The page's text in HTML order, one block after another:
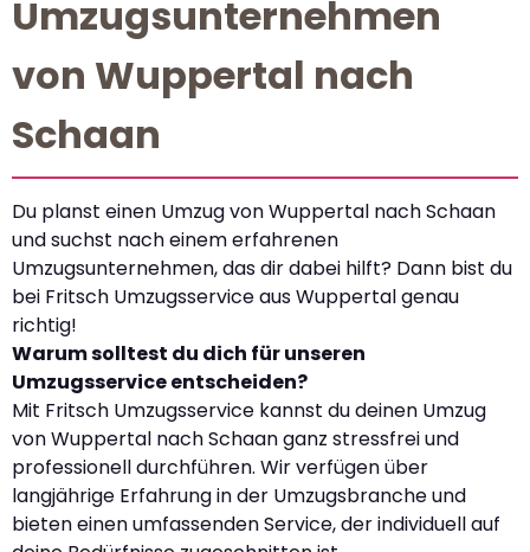
Umzugsunternehmen
von Wuppertal nach
Schaan
Du planst einen Umzug von Wuppertal nach Schaan
und suchst nach einem erfahrenen
Umzugsunternehmen, das dir dabei hilft? Dann bist du
bei Fritsch Umzugsservice aus Wuppertal genau
richtig!
Warum solltest du dich für unseren
Umzugsservice entscheiden?
Mit Fritsch Umzugsservice kannst du deinen Umzug
von Wuppertal nach Schaan ganz stressfrei und
professionell durchführen. Wir verfügen über
langjährige Erfahrung in der Umzugsbranche und
bieten einen umfassenden Service, der individuell auf